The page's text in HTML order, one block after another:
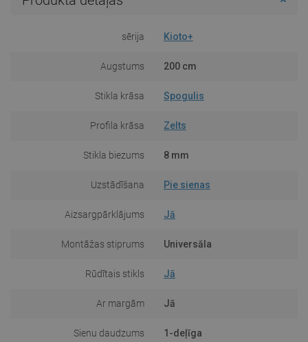
sērija Kioto+
Augstums 200 cm
Stikla krāsa Spogulis
Profila krāsa Zelts
Stikla biezums 8 mm
Uzstādīšana Pie sienas
Aizsargpārklājums Jā
Montāžas stiprums Universāla
Rūdītais stikls Jā
Ar margām Jā
Sienu daudzums 1-deļīga